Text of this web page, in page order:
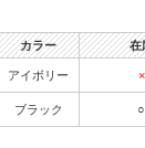
カラー 在
アイボリー ×
ブラック ○